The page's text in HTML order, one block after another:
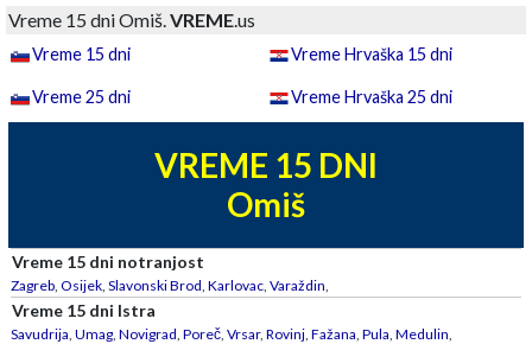
Vreme 15 dni Omiš.VREME.us
Vreme 15 dni Vreme Hrvaška 15 dni
Vreme 25 dni Vreme Hrvaška 25 dni
VREME 15 DNI
Omiš
Vreme 15 dni notranjost
Zagreb, Osijek, Slavonski Brod, Karlovac, Varaždin,
Vreme 15 dni Istra
Savudrija, Umag, Novigrad, Poreč, Vrsar, Rovinj, Fažana, Pula, Medulin,